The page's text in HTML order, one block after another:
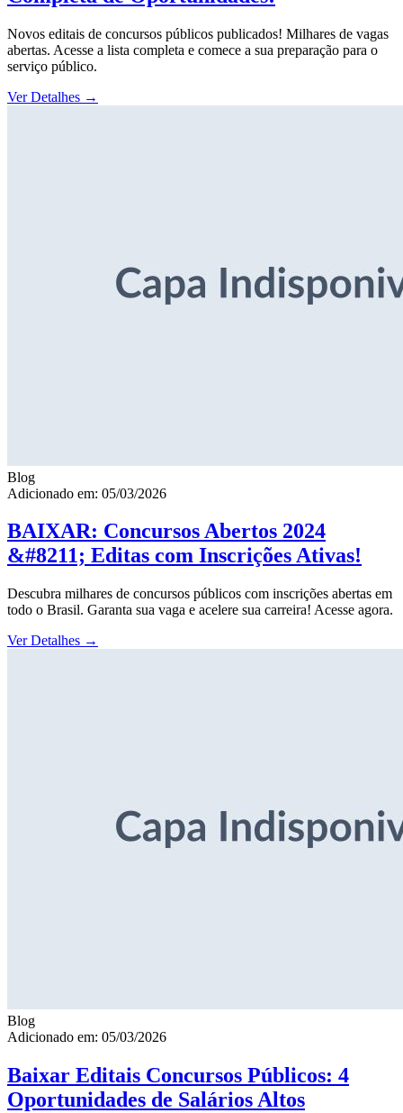
Novos editais de concursos públicos publicados! Milhares de vagas
abertas. Acesse a lista completa e comece a sua preparação para o
serviço público.
Ver Detalhes →
Blog
Adicionado em: 05/03/2026
BAIXAR: Concursos Abertos 2024
&#8211; Editas com Inscrições Ativas!
Descubra milhares de concursos públicos com inscrições abertas em
todo o Brasil. Garanta sua vaga e acelere sua carreira! Acesse agora.
Ver Detalhes →
Blog
Adicionado em: 05/03/2026
Baixar Editais Concursos Públicos: 4
Oportunidades de Salários Altos